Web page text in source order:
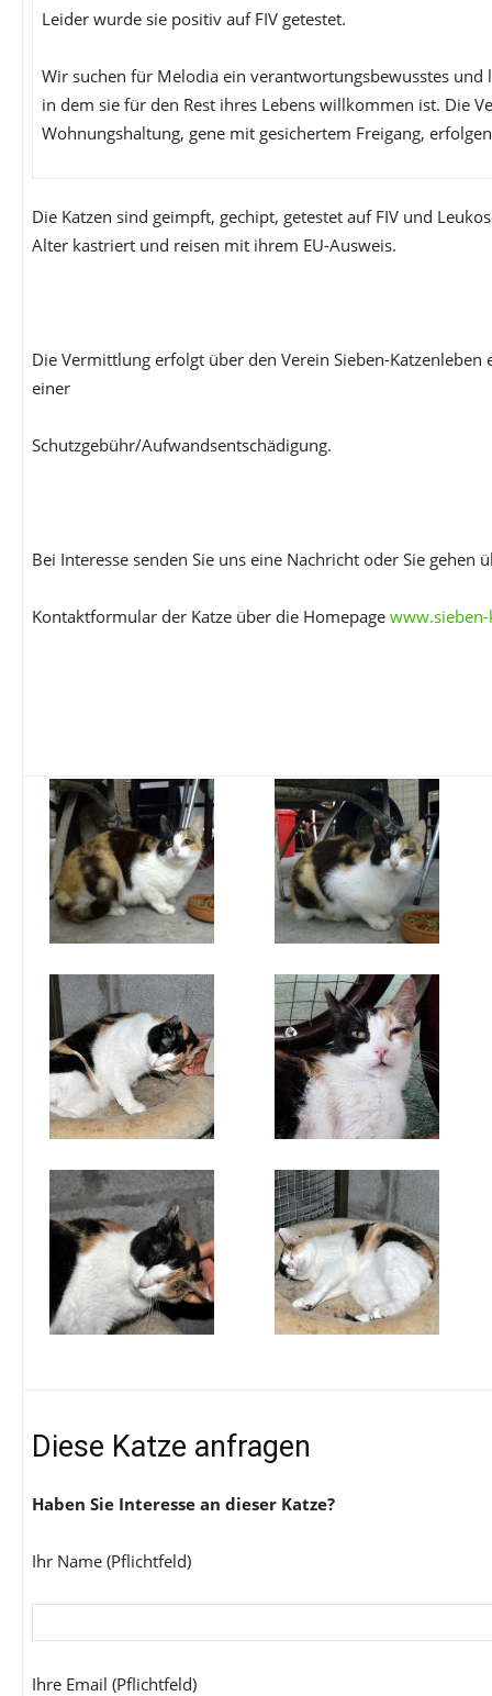
Leider wurde sie positiv auf FIV getestet.
Wir suchen für Melodia ein verantwortungsbewusstes und
in dem sie für den Rest ihres Lebens willkommen ist. Die
Wohnungshaltung, gene mit gesichertem Freigang,
Die Katzen sind geimpft, gechipt, getestet auf FIV und
Alter kastriert und reisen mit ihrem EU-Ausweis.
Die Vermittlung erfolgt über den Verein Sieben-Katzenleben
einer
Schutzgebühr/Aufwandsentschädigung.
Bei Interesse senden Sie uns eine Nachricht oder Sie gehen
Kontaktformular der Katze über die Homepage
Diese Katze anfragen
Haben Sie Interesse an dieser Katze?
Ihr Name (Pflichtfeld)
Ihre Email (Pflichtfeld)